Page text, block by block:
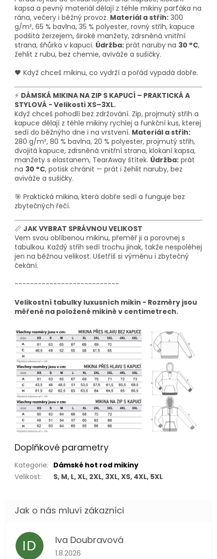
kapsa a pevný materiál dělají z téhle mikiny parťáka na
rána, večery i běžný provoz. Materiál a střih: 300
g/m², 65 % bavlna, 35 % polyester, rovný střih, kapuce
podšitá žerzejem, široké manžety, zdrsněná vnitřní
strana, šňůrka v kapuci. Údržba: prát naruby na 30 °C,
žehlit z rubu, bez chemie, aviváže a sušičky.
🖤 Když chceš mikinu, co vydrží a pořád vypadá dobře.
⚡ DÁMSKÁ MIKINA NA ZIP S KAPUCÍ – PRAKTICKÁ A
STYLOVÁ - Velikosti XS–3XL.
Když chceš pohodlí bez zdržování. Zip, projmutý střih a
kapuce dělají z téhle mikiny rychlej a funkční kus, kterej
sedí do běžnýho dne i na vrstvení. Materiál a střih:
280 g/m², 80 % bavlna, 20 % polyester, projmutý střih,
dvojitá kapuce, zdrsněná vnitřní strana, klokaní kapsa,
manžety s elastanem, TearAway štítek. Údržba: prát
na 30 °C, potisk chránit — prát i žehlit naruby, bez
aviváže a sušičky.
🎯 Praktická mikina, která dobře sedí a funguje bez
zbytečných řečí.
📏 JAK VYBRAT SPRÁVNOU VELIKOST
Vem svou oblíbenou mikinu, přeměř ji a porovnej s
tabulkou. Každý střih sedí trochu jinak, takže nespoléhej
jen na běžnou velikost. Ušetříš si výměnu i zbytečný
čekání.
---------------------------
Velikostní tabulky luxusních mikin - Rozměry jsou
měřené na položené mikině v centimetrech.
Doplňkové parametry
Kategorie: Dámské hot rod mikiny
Velikost: S, M, L, XL, 2XL, 3XL, XS, 4XL, 5XL
ID Iva Doubravová
Hodnocení obchodu je 5 z 5 hvězdiček.
1.8.2026